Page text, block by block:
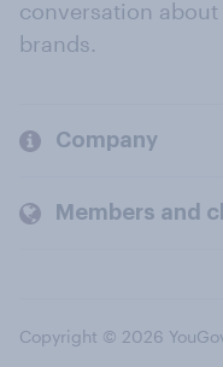
conversation
brands.
Company
Members and
Copyright © 2026